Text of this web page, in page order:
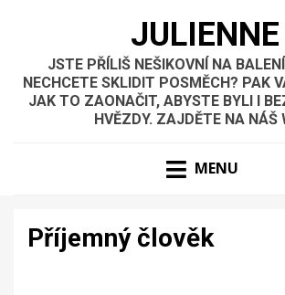
JULIENNE
JSTE PŘÍLIŠ NEŠIKOVNÍ NA
NECHCETE SKLIDIT POSMĚCH? PAK
JAK TO ZAONAČIT, ABYSTE BYLI I
HVĚZDY. ZAJDĚTE NA NÁŠ
MENU
Příjemný člověk